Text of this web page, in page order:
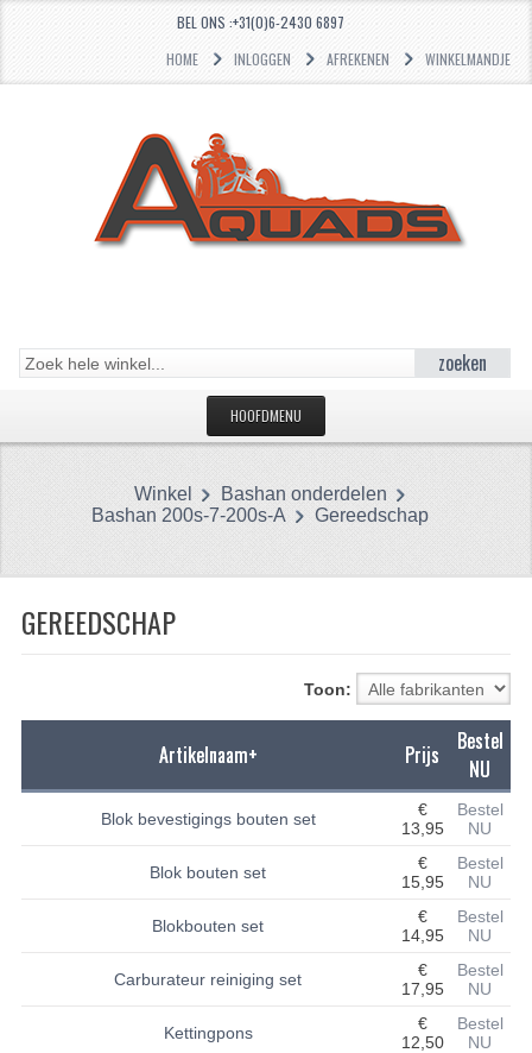
BEL ONS :+31(0)6-2430 6897
HOME
INLOGGEN AFREKENEN WINKELMANDJE
zoeken
HOOFDMENU
CATEGORIEËN
PAKKINGEN
PLASTIC PARTS
Winkel
Bashan onderdelen
Bashan 200s-7-200s-A
Gereedschap
GEREEDSCHAP
Toon:
Artikelnaam+ Prijs
Bestel
NU
Blok bevestigings bouten set
€
13,95
Bestel
NU
Blok bouten set
€
15,95
Bestel
NU
Blokbouten set
€
14,95
Bestel
NU
Carburateur reiniging set
€
17,95
Bestel
NU
Kettingpons
€
12,50
Bestel
NU